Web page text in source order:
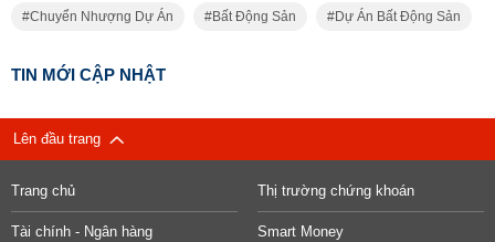
Chuyển Nhượng Dự Án Bất Động Sản Dự Án Bất Động Sản
TIN MỚI CẬP NHẬT
Lên đầu trang
Trang chủ Thị trường chứng khoán
Tài chính - Ngân hàng Smart Money